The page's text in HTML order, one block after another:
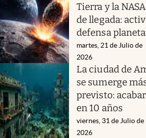
Tierra y la
de llegada:
defensa
martes, 21 de Julio de
2026
La ciudad de
se sumerge
previsto:
en 10 años
viernes, 31 de Julio de
2026